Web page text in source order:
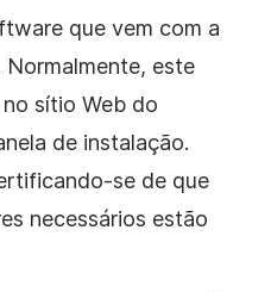
que vem com a
Normalmente, este
sítio Web do
de instalação.
se de que
necessários estão